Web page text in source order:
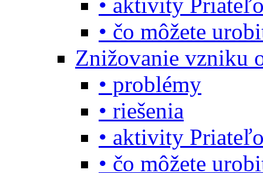
• čo môžete
Znižovanie vzniku
• problémy
• riešenia
• aktivity
• čo môžete